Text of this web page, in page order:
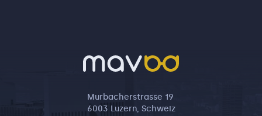
Murbacherstrasse 19
6003 Luzern, Schweiz